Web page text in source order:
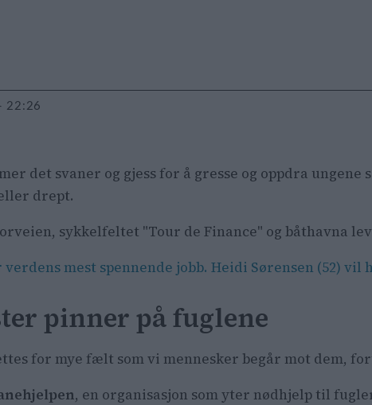
22:26
det svaner og gjess for å gresse og oppdra
drept.
sykkelfeltet "Tour de Finance" og båthavna
verdens mest spennende jobb. Heidi Sørensen (52)
pinner på fuglene
for mye fælt som vi mennesker begår mot dem,
, en organisasjon som yter nødhjelp til